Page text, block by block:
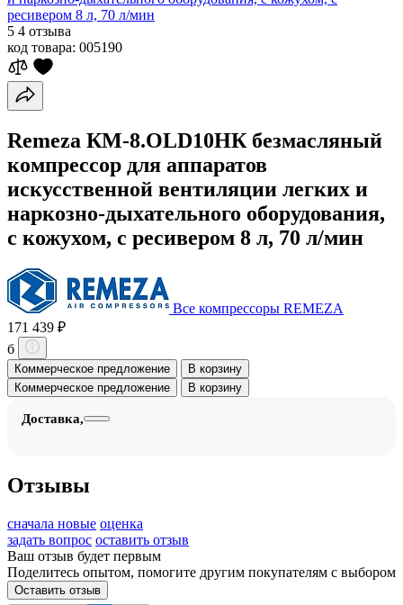
ресивером 8 л, 70 л/мин
5 4 отзыва
код товара: 005190
Remeza КМ-8.OLD10НК безмасляный
компрессор для аппаратов
искусственной вентиляции легких и
наркозно-дыхательного оборудования,
с кожухом, с ресивером 8 л, 70 л/мин
Все компрессоры REMEZA
171 439 ₽
б
Коммерческое предложение
В корзину
Коммерческое предложение
В корзину
Доставка,
Отзывы
сначала новые оценка
задать вопрос оставить отзыв
Ваш отзыв будет первым
Поделитесь опытом, помогите другим покупателям с выбором
Оставить отзыв